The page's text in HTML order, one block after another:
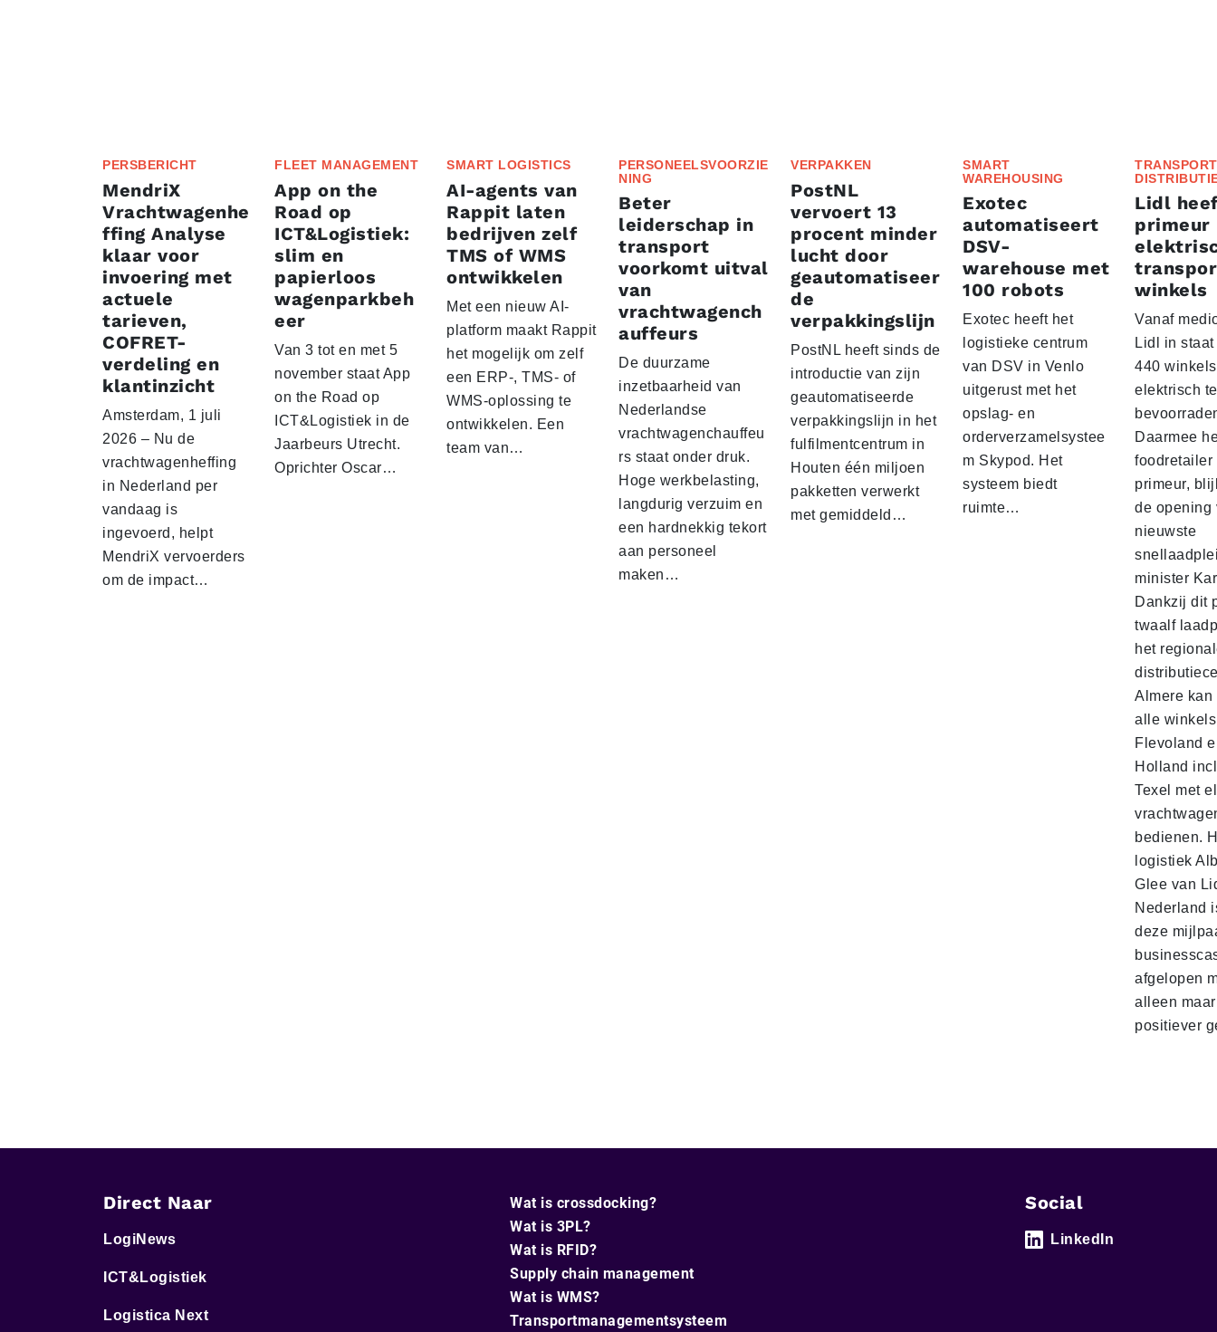
PERSBERICHT
MendriX
Vrachtwagenhe
ffing Analyse
klaar voor
invoering met
actuele
tarieven,
COFRET-
verdeling en
klantinzicht
Amsterdam, 1 juli
2026 – Nu de
vrachtwagenheffing
in Nederland per
vandaag is
ingevoerd, helpt
MendriX vervoerders
om de impact…
FLEET MANAGEMENT
App on the
Road op
ICT&Logistiek:
slim en
papierloos
wagenparkbeh
eer
Van 3 tot en met 5
november staat App
on the Road op
ICT&Logistiek in de
Jaarbeurs Utrecht.
Oprichter Oscar…
SMART LOGISTICS
AI-agents van
Rappit laten
bedrijven zelf
TMS of WMS
ontwikkelen
Met een nieuw AI-
platform maakt Rappit
het mogelijk om zelf
een ERP-, TMS- of
WMS-oplossing te
ontwikkelen. Een
team van…
PERSONEELSVOORZIE
NING
Beter
leiderschap in
transport
voorkomt uitval
van
vrachtwagench
auffeurs
De duurzame
inzetbaarheid van
Nederlandse
vrachtwagenchauffeu
rs staat onder druk.
Hoge werkbelasting,
langdurig verzuim en
een hardnekkig tekort
aan personeel
maken…
VERPAKKEN
PostNL
vervoert 13
procent minder
lucht door
geautomatiseer
de
verpakkingslijn
PostNL heeft sinds de
introductie van zijn
geautomatiseerde
verpakkingslijn in het
fulfilmentcentrum in
Houten één miljoen
pakketten verwerkt
met gemiddeld…
SMART
WAREHOUSING
Exotec
automatiseert
DSV-
warehouse met
100 robots
Exotec heeft het
logistieke centrum
van DSV in Venlo
uitgerust met het
opslag- en
orderverzamelsystee
m Skypod. Het
systeem biedt
ruimte…
Lidl
primeur
winkels
Vanaf
Lidl in
440 winkels
elektrisch te
Daarmee
foodretailer
primeur,
de opening
nieuwste
minister
Dankzij dit
twaalf
het
Almere
alle
Flevoland
Holland
Texel met
bedienen.
logistiek
Glee van
Nederland
deze
afgelopen
alleen maar
positiever
Direct Naar
LogiNews
ICT&Logistiek
Logistica Next
Wat is crossdocking?
Wat is 3PL?
Wat is RFID?
Supply chain management
Wat is WMS?
Transportmanagementsysteem
Social
LinkedIn